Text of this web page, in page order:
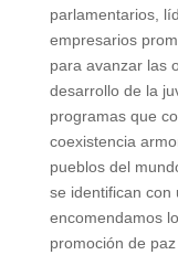
parlamentarios,
empresarios
para avanzar las
desarrollo de la
programas que
coexistencia
pueblos del
se identifican con
encomendamos
promoción de